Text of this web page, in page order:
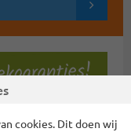
cookies. Dit doen wij